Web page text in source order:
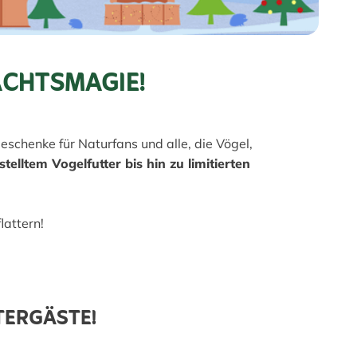
für Naturfans und alle, die Vögel,
Vogelfutter bis hin zu limitierten